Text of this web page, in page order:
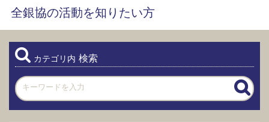
全銀協の活動を知りたい方
カテゴリ内 検索